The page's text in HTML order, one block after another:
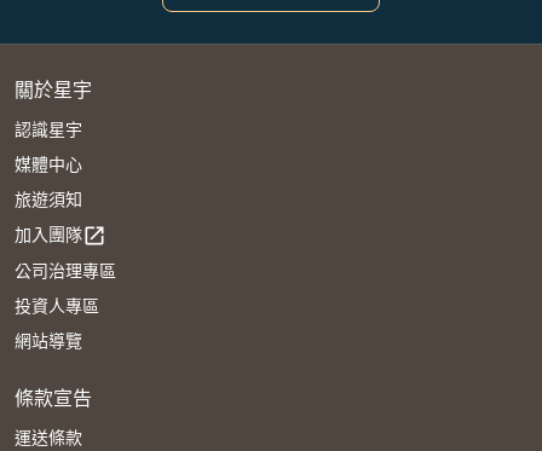
關於星宇
認識星宇
媒體中心
旅遊須知
加入團隊open_in_new
公司治理專區
投資人專區
網站導覽
條款宣告
運送條款